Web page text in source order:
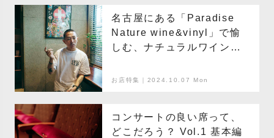
名古屋にある「Paradise
Nature wine&vinyl」で愉
しむ、ナチュラルワインと
お店特集｜2024.10.07 Mon
コンサートの良い席って、
どこだろう？ Vol.1 基本編